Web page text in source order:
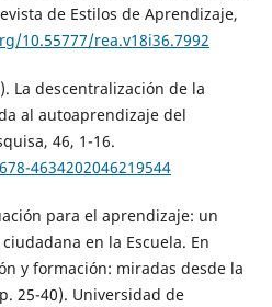
de Estilos de Aprendizaje,
10.55777/rea.v18i36.7992
La descentralización de la
al autoaprendizaje del
46, 1-16.
4634202046219544
para el aprendizaje: un
en la Escuela. En
y formación: miradas desde la
25-40). Universidad de